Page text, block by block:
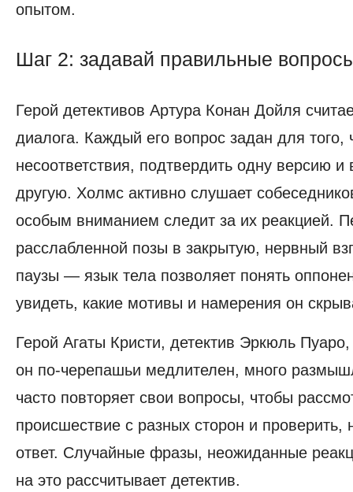
опытом.
Шаг 2: задавай правильные
Герой детективов Артура Конан Дойля
диалога. Каждый его вопрос задан для того,
несоответствия, подтвердить одну версию и
другую. Холмс активно слушает
особым вниманием следит за их реакцией.
расслабленной позы в закрытую, нервный
паузы — язык тела позволяет понять
увидеть, какие мотивы и намерения он
Герой Агаты Кристи, детектив Эркюль
он по-черепашьи медлителен, много
часто повторяет свои вопросы, чтобы
происшествие с разных сторон и проверить,
ответ. Случайные фразы, неожиданные
на это рассчитывает детектив.